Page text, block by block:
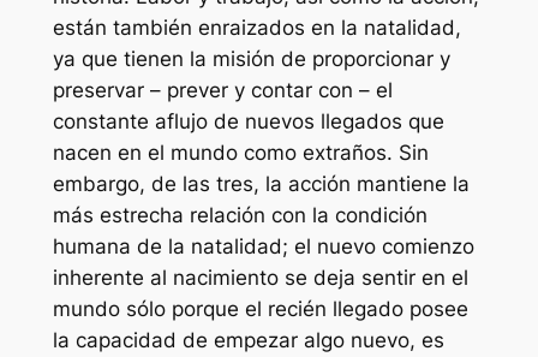
están también enraizados en la natalidad,
ya que tienen la misión de proporcionar y
preservar – prever y contar con – el
constante aflujo de nuevos llegados que
nacen en el mundo como extraños. Sin
embargo, de las tres, la acción mantiene la
más estrecha relación con la condición
humana de la natalidad; el nuevo comienzo
inherente al nacimiento se deja sentir en el
mundo sólo porque el recién llegado posee
la capacidad de empezar algo nuevo, es